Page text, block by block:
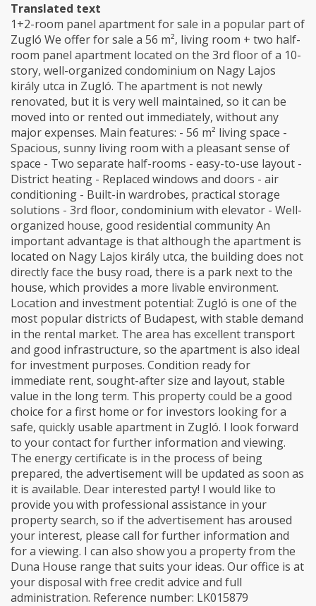
Translated text
1+2-room panel apartment for sale in a popular part of
Zugló We offer for sale a 56 m², living room + two half-
room panel apartment located on the 3rd floor of a 10-
story, well-organized condominium on Nagy Lajos
király utca in Zugló. The apartment is not newly
renovated, but it is very well maintained, so it can be
moved into or rented out immediately, without any
major expenses. Main features: - 56 m² living space -
Spacious, sunny living room with a pleasant sense of
space - Two separate half-rooms - easy-to-use layout -
District heating - Replaced windows and doors - air
conditioning - Built-in wardrobes, practical storage
solutions - 3rd floor, condominium with elevator - Well-
organized house, good residential community An
important advantage is that although the apartment is
located on Nagy Lajos király utca, the building does not
directly face the busy road, there is a park next to the
house, which provides a more livable environment.
Location and investment potential: Zugló is one of the
most popular districts of Budapest, with stable demand
in the rental market. The area has excellent transport
and good infrastructure, so the apartment is also ideal
for investment purposes. Condition ready for
immediate rent, sought-after size and layout, stable
value in the long term. This property could be a good
choice for a first home or for investors looking for a
safe, quickly usable apartment in Zugló. I look forward
to your contact for further information and viewing.
The energy certificate is in the process of being
prepared, the advertisement will be updated as soon as
it is available. Dear interested party! I would like to
provide you with professional assistance in your
property search, so if the advertisement has aroused
your interest, please call for further information and
for a viewing. I can also show you a property from the
Duna House range that suits your ideas. Our office is at
your disposal with free credit advice and full
administration. Reference number: LK015879